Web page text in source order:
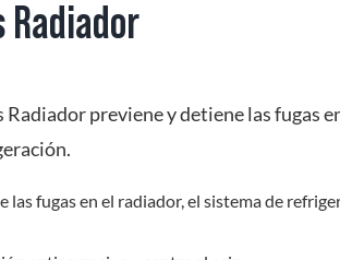
Aditivos Refrigeración
Radiador
Radiador previene y detiene las fugas
las fugas en el radiador, el sistema de